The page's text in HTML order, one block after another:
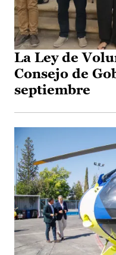
La Ley de
Consejo de
septiembre